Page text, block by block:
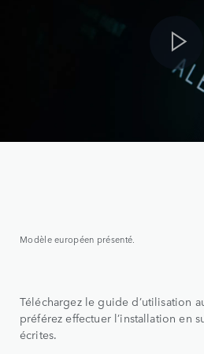
Modèle européen présenté.
Téléchargez le guide d’utilisation
préférez effectuer l’installation en
écrites.